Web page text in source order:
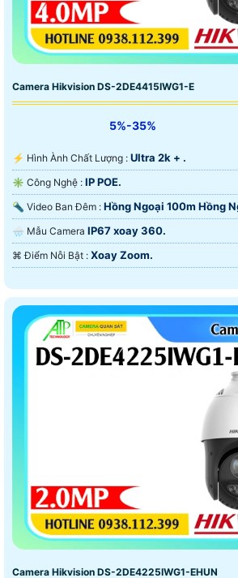
Camera Hikvision DS-2DE4415IWG1-E
5%-35%
️⚡ Hình Ành Chất Lượng : Ultra 2k + .
✳️ Công Nghệ : IP POE.
🔦 Video Ban Đêm : Hồng Ngoại 100m Hồng
🌧️ Mẫu Camera IP67 xoay 360.
️⌘ Điểm Nỗi Bật : Xoay Zoom.
Camera Hikvision DS-2DE4225IWG1-EHUN